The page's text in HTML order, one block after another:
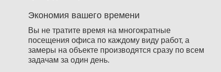
Экономия вашего времени
Вы не тратите время на многократные
посещения офиса по каждому виду работ, а
замеры на объекте производятся сразу по всем
задачам за один день.